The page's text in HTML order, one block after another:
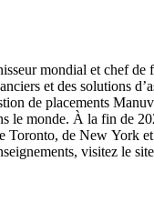
mondial et chef de
et des solutions
de placements
le monde. À la fin de
Toronto, de New York
visitez le